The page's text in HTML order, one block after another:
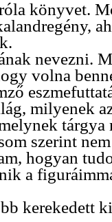
könyvet.
nevezni.
volna
milyenek
tárgya
szerint
hogyan
a
kerekedett